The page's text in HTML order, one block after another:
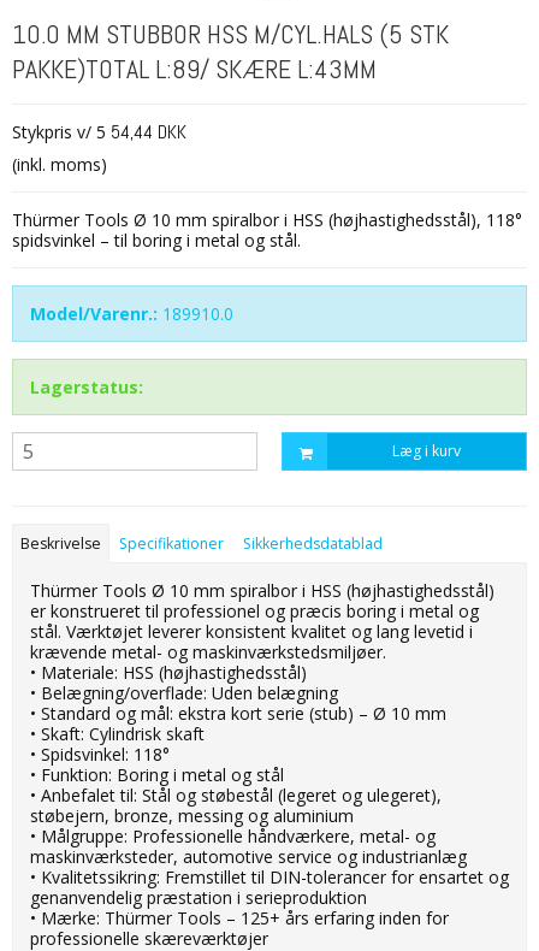
10.0 MM STUBBOR HSS M/CYL.HALS (5 STK
PAKKE)TOTAL L:89/ SKÆRE L:43MM
Stykpris v/ 5 54,44 DKK
(inkl. moms)
Thürmer Tools Ø 10 mm spiralbor i HSS (højhastighedsstål), 118°
spidsvinkel – til boring i metal og stål.
Model/Varenr.: 189910.0
Lagerstatus:
Læg i kurv
Beskrivelse Specifikationer Sikkerhedsdatablad
Thürmer Tools Ø 10 mm spiralbor i HSS (højhastighedsstål)
er konstrueret til professionel og præcis boring i metal og
stål. Værktøjet leverer konsistent kvalitet og lang levetid i
krævende metal- og maskinværkstedsmiljøer.
• Materiale: HSS (højhastighedsstål)
• Belægning/overflade: Uden belægning
• Standard og mål: ekstra kort serie (stub) – Ø 10 mm
• Skaft: Cylindrisk skaft
• Spidsvinkel: 118°
• Funktion: Boring i metal og stål
• Anbefalet til: Stål og støbestål (legeret og ulegeret),
støbejern, bronze, messing og aluminium
• Målgruppe: Professionelle håndværkere, metal- og
maskinværksteder, automotive service og industrianlæg
• Kvalitetssikring: Fremstillet til DIN-tolerancer for ensartet og
genanvendelig præstation i serieproduktion
• Mærke: Thürmer Tools – 125+ års erfaring inden for
professionelle skæreværktøjer